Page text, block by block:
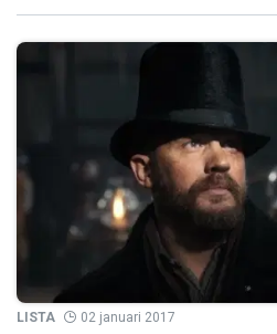
LISTA 02 januari 2017